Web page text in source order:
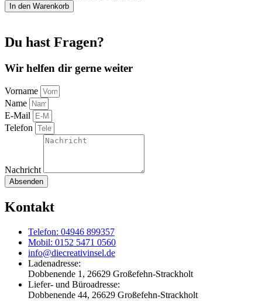
In den Warenkorb
Du hast Fragen?
Wir helfen dir gerne weiter
Vorname
Name
E-Mail
Telefon
Nachricht
Absenden
Kontakt
Telefon: 04946 899357
Mobil: 0152 5471 0560
info@diecreativinsel.de
Ladenadresse:
Dobbenende 1, 26629 Großefehn-Strackholt
Liefer- und Büroadresse:
Dobbenende 44, 26629 Großefehn-Strackholt